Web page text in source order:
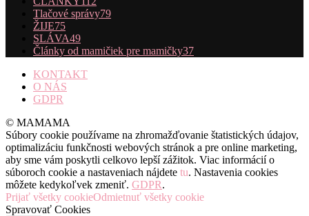
Tlačové správy79
ŽIJE75
SLÁVA49
Články od mamičiek pre mamičky37
KONTAKT
O NÁS
GDPR
© MAMAMA
Súbory cookie používame na zhromažďovanie štatistických údajov,
optimalizáciu funkčnosti webových stránok a pre online marketing,
aby sme vám poskytli celkovo lepší zážitok. Viac informácií o
súboroch cookie a nastaveniach nájdete tu. Nastavenia cookies
môžete kedykoľvek zmeniť. GDPR.
Prijať všetky cookieOdmietnuť všetky cookie
Spravovať Cookies